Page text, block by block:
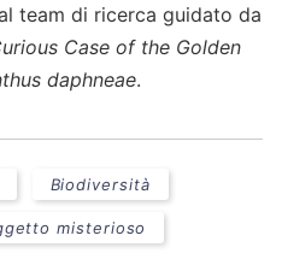
team di ricerca guidato da
Case of the Golden
daphneae.
Biodiversità
misterioso